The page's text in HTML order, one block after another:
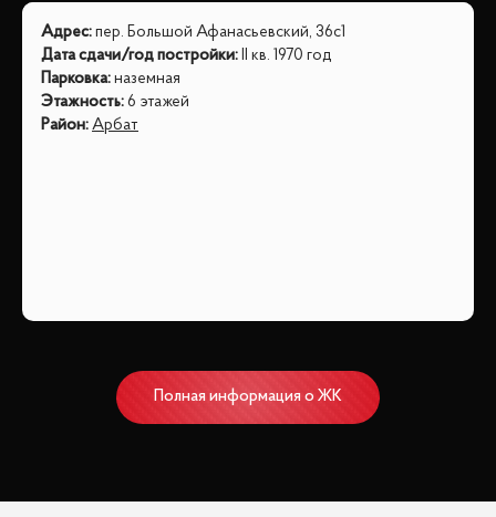
Адрес: пер. Большой Афанасьевский, 36с1
Дата сдачи/год постройки: II кв. 1970 год
Парковка: наземная
Этажность: 6 этажей
Район: Арбат
Полная информация о ЖК